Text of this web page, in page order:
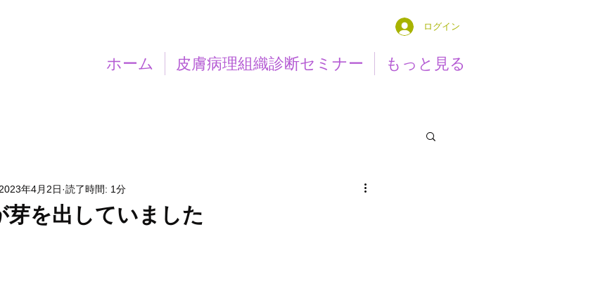
ログイン
ホーム 皮膚病理組織診断セミナー もっと見る
芽を出していました
2023年4月2日 読了時間: 1分